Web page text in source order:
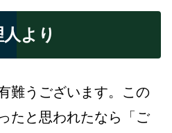
より
難うございます。この
たと思われたなら「ご